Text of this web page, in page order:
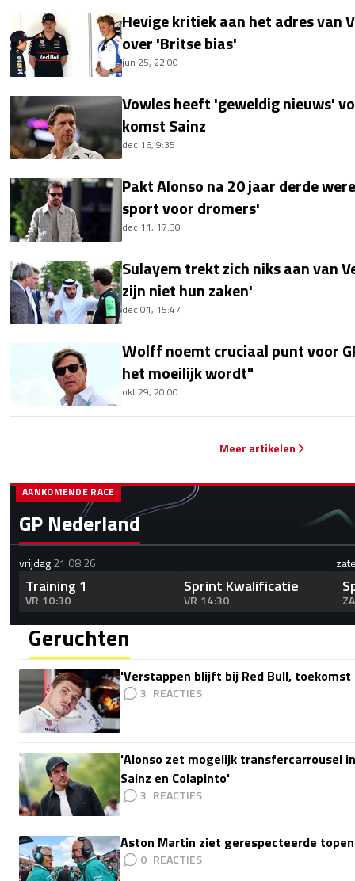
Hevige kritiek aan het adres van
over 'Britse bias'
jun 25, 22:00
Vowles heeft 'geweldig nieuws'
komst Sainz
dec 16, 9:35
Pakt Alonso na 20 jaar derde
sport voor dromers'
dec 11, 17:30
Sulayem trekt zich niks aan van
zijn niet hun zaken'
dec 01, 15:47
Wolff noemt cruciaal punt voor
het moeilijk wordt"
okt 29, 20:00
Meer artikelen
GP Nederland
AANKOMENDE RACE
vrijdag21.08.26
Training 1
VR 10:30
Sprint Kwalificatie
VR 14:30
Geruchten
'Verstappen blijft bij Red Bull, toekomst
3
'Alonso zet mogelijk transfercarrousel
Sainz en Colapinto'
3
Aston Martin ziet gerespecteerde
0